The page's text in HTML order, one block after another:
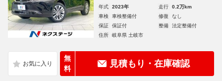
年式 2023年 走行
0.2万km
車検
車検整備付 修復
なし
保証
保証付 整備
法定整備付
住所
岐阜県 土岐市
無
料
見積もり・在庫確認